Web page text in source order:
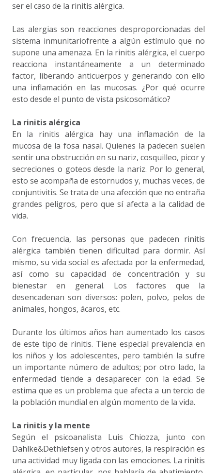
ser el caso de la rinitis alérgica.
Las alergias son reacciones desproporcionadas del
sistema inmunitariofrente a algún estímulo que no
supone una amenaza. En la rinitis alérgica, el cuerpo
reacciona instantáneamente a un determinado
factor, liberando anticuerpos y generando con ello
una inflamación en las mucosas. ¿Por qué ocurre
esto desde el punto de vista psicosomático?
La rinitis alérgica
En la rinitis alérgica hay una inflamación de la
mucosa de la fosa nasal. Quienes la padecen suelen
sentir una obstrucción en su nariz, cosquilleo, picor y
secreciones o goteos desde la nariz. Por lo general,
esto se acompaña de estornudos y, muchas veces, de
conjuntivitis. Se trata de una afección que no entraña
grandes peligros, pero que sí afecta a la calidad de
vida.
Con frecuencia, las personas que padecen rinitis
alérgica también tienen dificultad para dormir. Así
mismo, su vida social es afectada por la enfermedad,
así como su capacidad de concentración y su
bienestar en general. Los factores que la
desencadenan son diversos: polen, polvo, pelos de
animales, hongos, ácaros, etc.
Durante los últimos años han aumentado los casos
de este tipo de rinitis. Tiene especial prevalencia en
los niños y los adolescentes, pero también la sufre
un importante número de adultos; por otro lado, la
enfermedad tiende a desaparecer con la edad. Se
estima que es un problema que afecta a un tercio de
la población mundial en algún momento de la vida.
La rinitis y la mente
Según el psicoanalista Luis Chiozza, junto con
Dahlke&Dethlefsen y otros autores, la respiración es
una actividad muy ligada con las emociones. La rinitis